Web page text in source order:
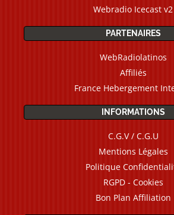
Webradio Icecast v2
PARTENAIRES
WebRadiolatinos
Affiliés
France Hebergement
INFORMATIONS
C.G.V / C.G.U
Mentions Légales
Politique
RGPD - Cookies
Bon Plan Affiliation